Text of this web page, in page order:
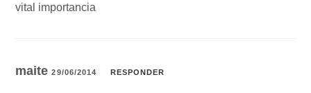
vital importancia
maite29/06/2014 RESPONDER